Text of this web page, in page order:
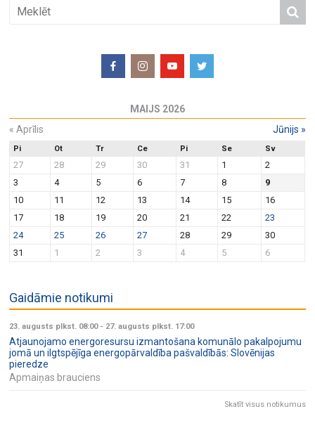
d
s
N
a
v
g
a
t
n
N
t
i
o
n
MAIJS 2026
« Aprīlis Jūnijs »
Pi Ot Tr Ce Pi Se Sv
27 28 29 30 31 1
2
3
4 5 6 7 8
9
10
11 12 13 14 15
16
17
18 19 20 21 22
23
24
25 26 27 28 29
30
31
1 2 3 4 5 6
Gaidāmie notikumi
23. augusts plkst. 08:00- 27. augusts plkst. 17:00
Atjaunojamo energoresursu izmantošana komunālo pakalpojumu
jomā un ilgtspējīga energopārvaldība pašvaldībās: Slovēnijas
pieredze
Apmaiņas brauciens
Skatīt visus notikumus